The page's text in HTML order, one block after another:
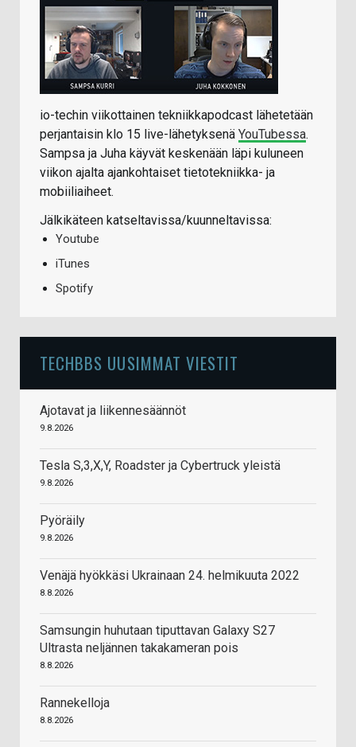
io-techin viikottainen tekniikkapodcast lähetetään
perjantaisin klo 15 live-lähetyksenä YouTubessa.
Sampsa ja Juha käyvät keskenään läpi kuluneen
viikon ajalta ajankohtaiset tietotekniikka- ja
mobiiliaiheet.
Jälkikäteen katseltavissa/kuunneltavissa:
Youtube
iTunes
Spotify
TECHBBS UUSIMMAT VIESTIT
Ajotavat ja liikennesäännöt
9.8.2026
Tesla S,3,X,Y, Roadster ja Cybertruck yleistä
9.8.2026
Pyöräily
9.8.2026
Venäjä hyökkäsi Ukrainaan 24. helmikuuta 2022
8.8.2026
Samsungin huhutaan tiputtavan Galaxy S27
Ultrasta neljännen takakameran pois
8.8.2026
Rannekelloja
8.8.2026